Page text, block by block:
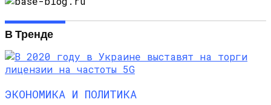
В Тренде
ЭКОНОМИКА И ПОЛИТИКА